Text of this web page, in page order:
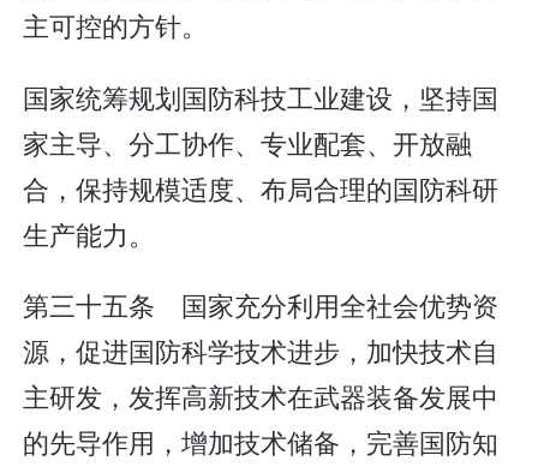
主可控的方针。
国家统筹规划国防科技工业建设，坚持国
家主导、分工协作、专业配套、开放融
合，保持规模适度、布局合理的国防科研
生产能力。
第三十五条 国家充分利用全社会优势资
源，促进国防科学技术进步，加快技术自
主研发，发挥高新技术在武器装备发展中
的先导作用，增加技术储备，完善国防知